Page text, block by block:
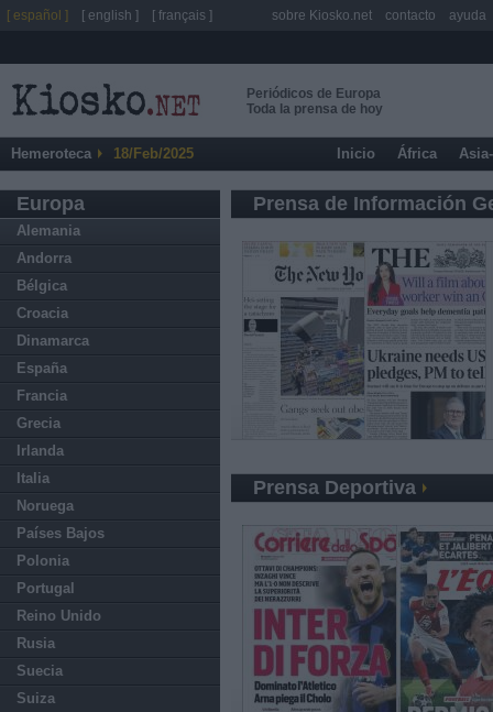
Periódicos de Europa
Toda la prensa de hoy
Hemeroteca 18/Feb/2025 Inicio África
Europa
Alemania
Andorra
Bélgica
Croacia
Dinamarca
España
Francia
Grecia
Irlanda
Italia
Noruega
Países Bajos
Polonia
Portugal
Reino Unido
Rusia
Suecia
Suiza
Prensa de Información
Prensa Deportiva
[ español ] [ english ] [ français ] sobre Kiosko.net contacto ayuda